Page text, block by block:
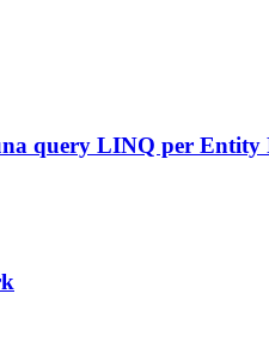
query LINQ per